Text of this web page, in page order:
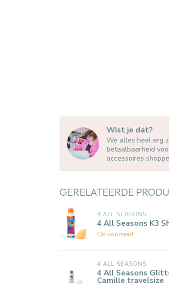
Wist je dat?
We alles heel erg
betaalbaarheid
accessoires
GERELATEERDE
4 ALL SEASONS
4 All Seasons K3
Op voorraad
4 ALL SEASONS
4 All Seasons
Camille travelsize